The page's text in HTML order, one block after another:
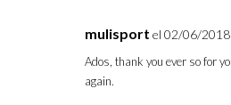
mulisport el 02/06/2018
Ados, thank you ever so for
again.